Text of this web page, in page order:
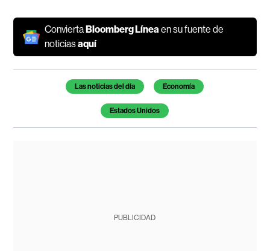
Convierta Bloomberg Líneaen su fuente de
noticiasaquí
Temas de este artículo
Las noticias del día Economía
Estados Unidos
PUBLICIDAD